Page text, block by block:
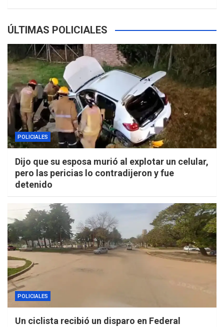
ÚLTIMAS POLICIALES
POLICIALES
Dijo que su esposa murió al explotar un celular,
pero las pericias lo contradijeron y fue
detenido
POLICIALES
Un ciclista recibió un disparo en Federal